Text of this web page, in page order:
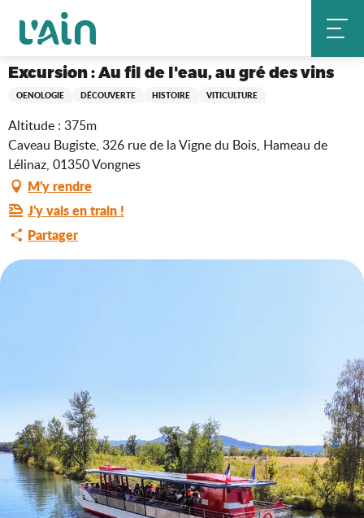
contenu
principal
Accueil Excursion : Au fil de l'eau, au gré des vins
Excursion : Au fil de l'eau, au gré des vins
OENOLOGIE DÉCOUVERTE HISTOIRE VITICULTURE
Altitude : 375m
Caveau Bugiste, 326 rue de la Vigne du Bois, Hameau de
Lélinaz, 01350 Vongnes
M'y rendre
J'y vais en train !
Partager